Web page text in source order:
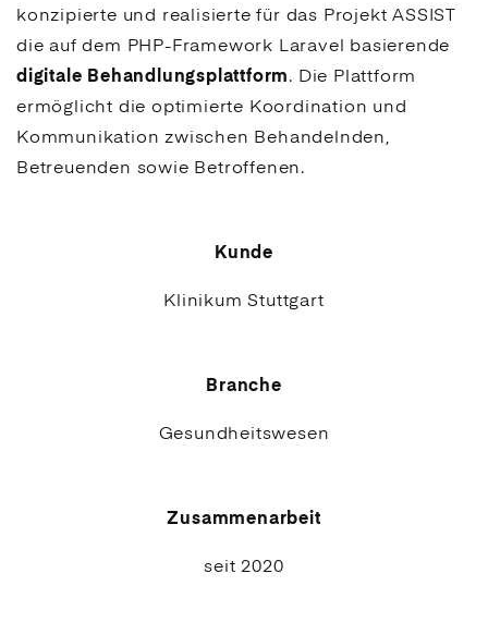
konzipierte und realisierte für das Projekt ASSIST
die auf dem PHP-Framework Laravel basierende
digitale Behandlungsplattform. Die Plattform
ermöglicht die optimierte Koordination und
Kommunika­tion zwischen Behandelnden,
Betreuenden sowie Betroffenen.
Kunde
Klinikum Stuttgart
Branche
Gesundheitswesen
Zusammenarbeit
seit 2020